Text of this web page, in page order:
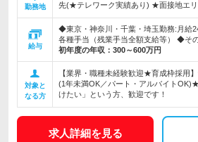
勤務地 先(★テレワーク実績あり) ★面接地エ
給与
◆東京・神奈川・千葉・埼玉勤務:月給
各種手当（残業手当全額支給等） ◆そ
初年度の年収： 300～600万円
対象と
なる方
【業界・職種未経験歓迎★育成枠採用
(1年未満OK／パート・アルバイト
けたい」という方、歓迎です！
求人詳細を見る